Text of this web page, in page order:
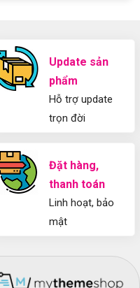
Update sản
phẩm
Hỗ trợ update
trọn đời
Đặt hàng,
thanh toán
Linh hoạt, bảo
mật